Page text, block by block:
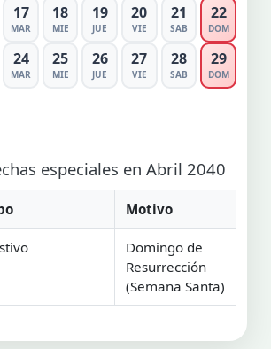
17
MAR
18
MIE
19
JUE
20
VIE
21
SAB
22
DOM
24
MAR
25
MIE
26
JUE
27
VIE
28
SAB
29
DOM
especiales en Abril 2040
Motivo
Domingo de
Resurrección
(Semana Santa)